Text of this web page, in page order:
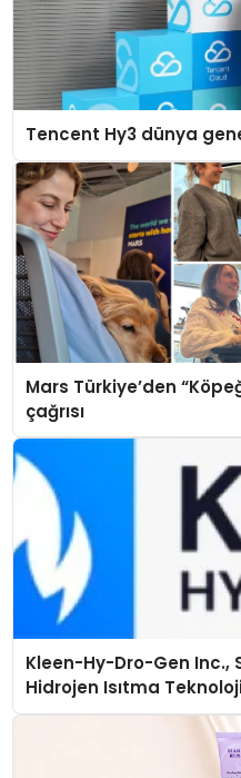
Tencent Hy3 dünya
Mars Türkiye’den
çağrısı
Kleen-Hy-Dro-Gen Inc.,
Hidrojen Isıtma
Düzenleyici Onaylarını